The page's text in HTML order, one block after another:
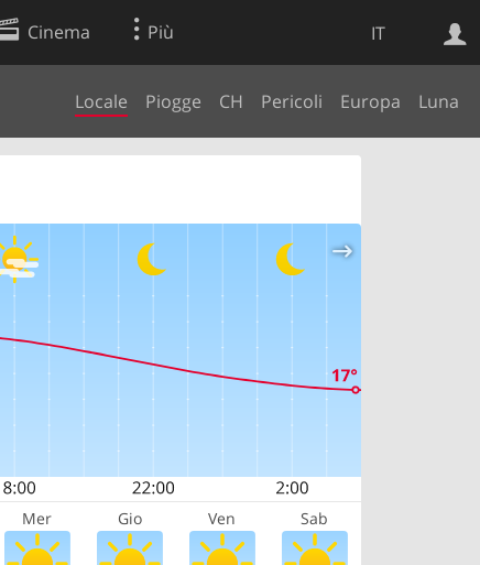
IT
Cinema Più
Locale Piogge CH Pericoli Europa Luna
Mer Gio Ven Sab
Ricerca Web